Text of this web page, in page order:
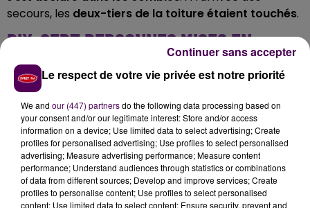
secours, les deux-tiers de la toiture étaient touchés.
DIX-SEPT PERSONNES MISES EN
SÉCURITÉ
Au moment du sinistre, le
de tout occupant, il n'y a ainsi pas eu de blessé.Dix-
sept personnes ont néanmoins été mises en
sécuritéle temps de l'intervention, dans une autre
partie de l'hôtel, non touchée par les flammes.
Le respect de votre vie privée est notre priorité
We and our (447) partnersdo the following data processing based on
your consent and/or our legitimate interest: Store and/or access
information on a device; Use limited data to select advertising; Create
profiles for personalised advertising; Use profiles to select personalised
advertising; Measure advertising performance; Measure content
performance; Understand audiences through statistics or combinations
of data from different sources; Develop and improve services; Create
profiles to personalise content; Use profiles to select personalised
content; Use limited data to select content; Ensure security, prevent and
Continuer sans accepter